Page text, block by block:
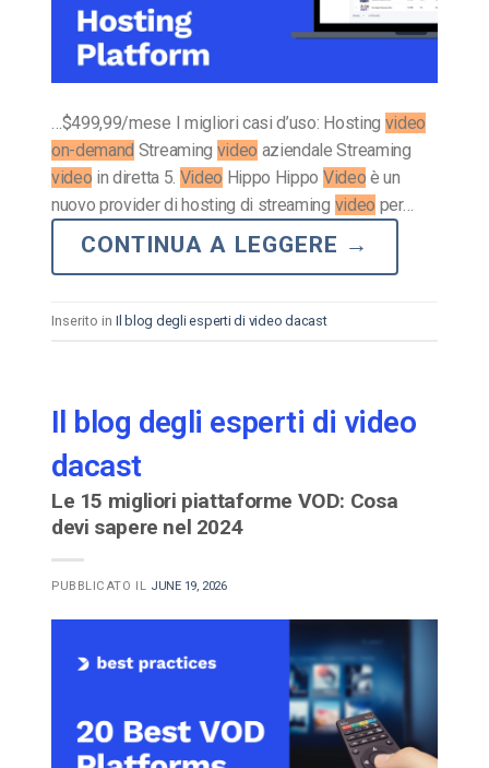
…$499,99/mese I migliori casi d’uso: Hosting video
on-demand Streaming video aziendale Streaming
video in diretta 5. Video Hippo Hippo Video è un
nuovo provider di hosting di streaming video per…
CONTINUA A LEGGERE →
Inserito in Il blog degli esperti di video dacast
Il blog degli esperti di video
dacast
Le 15 migliori piattaforme VOD: Cosa
devi sapere nel 2024
PUBBLICATO IL JUNE 19, 2026